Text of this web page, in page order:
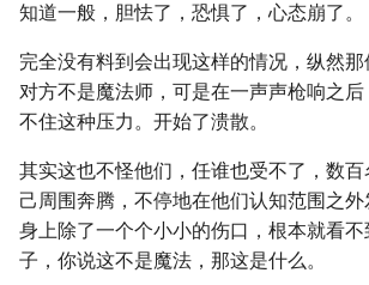
知道一般，胆怯了，恐惧了，心态崩了。
完全没有料到会出现这样的情况，纵然
对方不是魔法师，可是在一声声枪响之
不住这种压力。开始了溃散。
其实这也不怪他们，任谁也受不了，数
己周围奔腾，不停地在他们认知范围之
身上除了一个个小小的伤口，根本就看
子，你说这不是魔法，那这是什么。